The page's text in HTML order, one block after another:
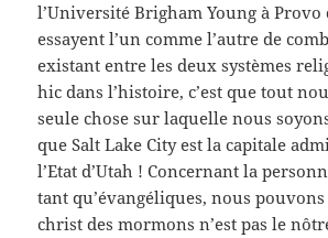
l’Université Brigham Young à Provo
essayent l’un comme l’autre de
existant entre les deux systèmes
hic dans l’histoire, c’est que tout
seule chose sur laquelle nous
que Salt Lake City est la capitale
l’Etat d’Utah ! Concernant la
tant qu’évangéliques, nous
christ des mormons n’est pas le